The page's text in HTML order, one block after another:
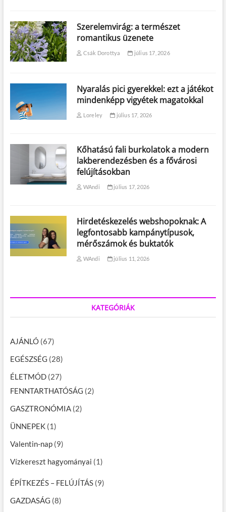
Szerelemvirág: a természet
romantikus üzenete
Csák Dorottya július 17, 2026
Nyaralás pici gyerekkel: ezt a játékot
mindenképp vigyétek magatokkal
Loreley július 17, 2026
Kőhatású fali burkolatok a modern
lakberendezésben és a fővárosi
felújításokban
WAndi július 17, 2026
Hirdetéskezelés webshopoknak: A
legfontosabb kampánytípusok,
mérőszámok és buktatók
WAndi július 11, 2026
KATEGÓRIÁK
AJÁNLÓ(67)
EGÉSZSÉG (28)
ÉLETMÓD(27)
FENNTARTHATÓSÁG (2)
GASZTRONÓMIA(2)
ÜNNEPEK(1)
Valentin-nap(9)
Vízkereszt hagyományai (1)
ÉPÍTKEZÉS – FELÚJÍTÁS(9)
GAZDASÁG (8)